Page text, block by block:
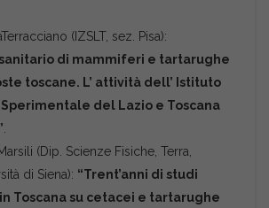
(IZSLT, sez. Pisa):
di mammiferi e tartarughe
toscane. L’ attività dell’ Istituto
del Lazio e Toscana
(Dip. Scienze Fisiche, Terra,
di Siena): “Trent’anni di studi
Toscana su cetacei e tartarughe